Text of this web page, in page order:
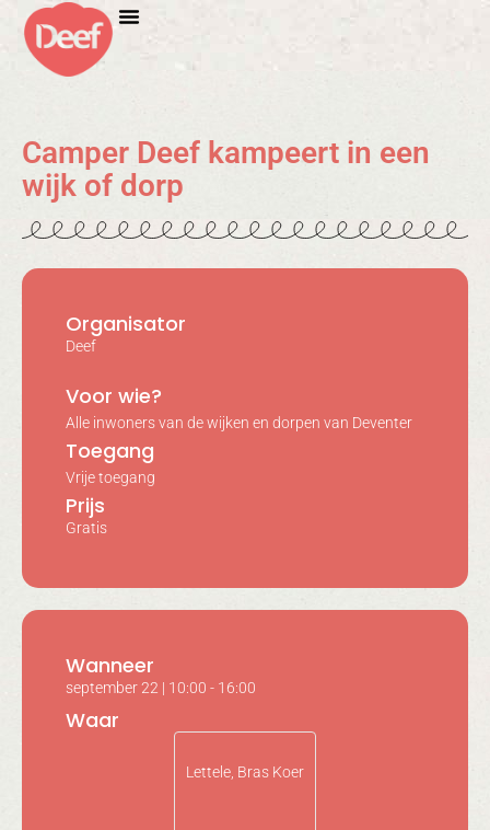
Camper Deef kampeert in een
wijk of dorp
Organisator
Deef
Voor wie?
Alle inwoners van de wijken en dorpen van Deventer
Toegang
Vrije toegang
Prijs
Gratis
Wanneer
september 22 | 10:00 - 16:00
Waar
Lettele, Bras Koer